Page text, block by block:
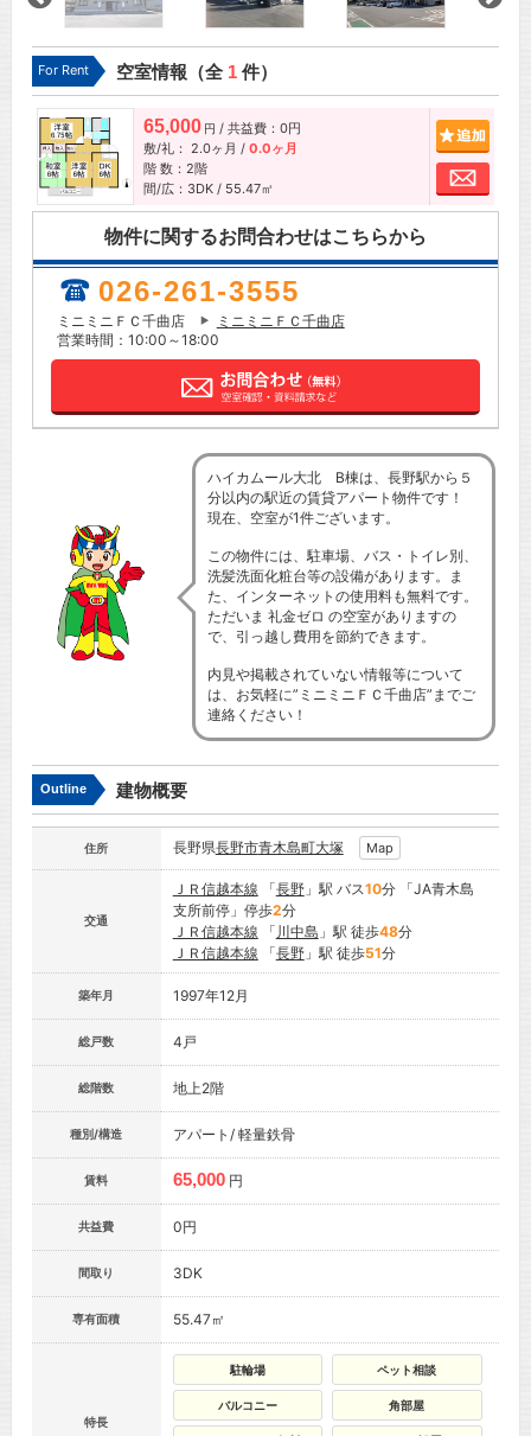
For Rent 空室情報（全 1件）
65,000 円 / 共益費：0円
敷/礼： 2.0ヶ月 / 0.0ヶ月
階 数：2階
間/広：3DK / 55.47㎡
お問
物件に関するお問合わせはこちらから
026-261-3555
ミニミニＦＣ千曲店
ミニミニＦＣ千曲店
営業時間：10:00～18:00
ハイカムール大北 B棟は、長野駅から５
分以内の駅近の賃貸アパート物件です！
現在、空室が1件ございます。
この物件には、駐車場、バス・トイレ別、
洗髪洗面化粧台等の設備があります。ま
た、インターネットの使用料も無料です。
ただいま 礼金ゼロ の空室がありますの
で、引っ越し費用を節約できます。
内見や掲載されていない情報等について
は、お気軽に”ミニミニＦＣ千曲店”までご
連絡ください！
Outline 建物概要
住所 長野県長野市青木島町大塚 Map
交通
ＪＲ信越本線 「長野」駅 バス10分 「JA青木島
支所前停」停歩2分
ＪＲ信越本線 「 川中島 」駅 徒歩48分
ＪＲ信越本線 「長野」駅 徒歩51分
築年月 1997年12月
総戸数 4戸
総階数 地上2階
種別/構造 アパート/ 軽量鉄骨
賃料 65,000 円
共益費 0円
間取り 3DK
専有面積 55.47㎡
特長
駐輪場 ペット相談
バルコニー 角部屋